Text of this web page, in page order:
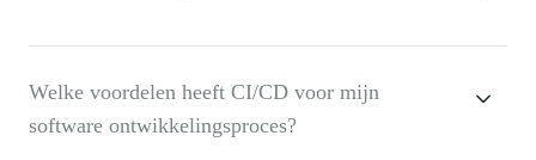
Welke voordelen heeft CI/CD voor mijn
software ontwikkelingsproces?